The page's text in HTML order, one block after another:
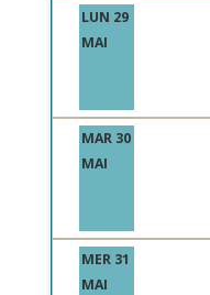
LUN 29
MAI
MAR 30
MAI
MER 31
MAI